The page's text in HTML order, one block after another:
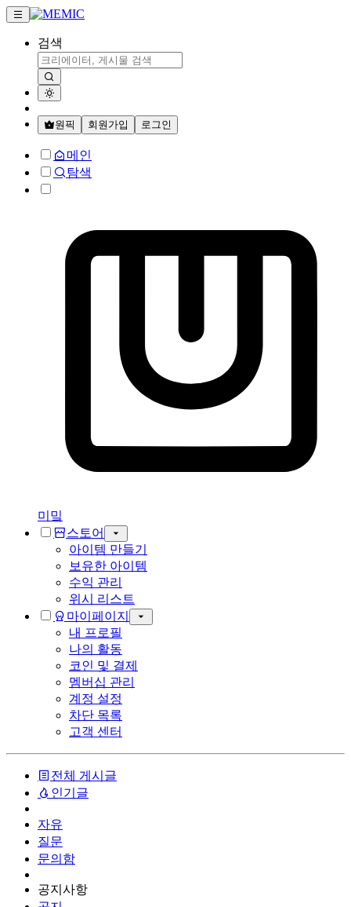
검색
원픽 회원가입 로그인
메인
탐색
미밐
스토어
아이템 만들기
보유한 아이템
수익 관리
위시 리스트
마이페이지
내 프로필
나의 활동
코인 및 결제
멤버십 관리
계정 설정
차단 목록
고객 센터
전체 게시글
인기글
자유
질문
문의함
공지사항